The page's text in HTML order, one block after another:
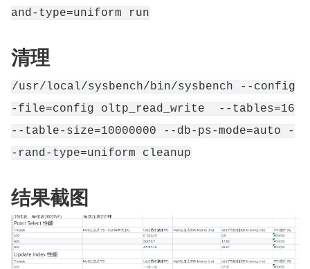
and-type=uniform run
清理
/usr/local/sysbench/bin/sysbench --config
-file=config oltp_read_write  --tables=16
--table-size=10000000 --db-ps-mode=auto -
-rand-type=uniform cleanup
结果截图